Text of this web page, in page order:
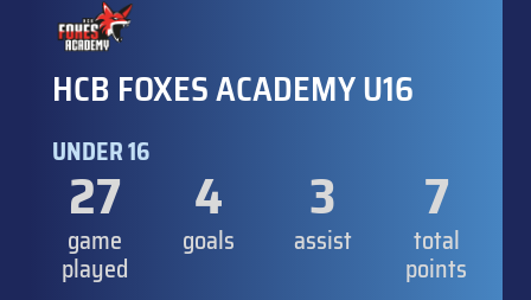
HCB FOXES ACADEMY U16
UNDER 16
27
game
played
4
goals
3
assist
7
total
points